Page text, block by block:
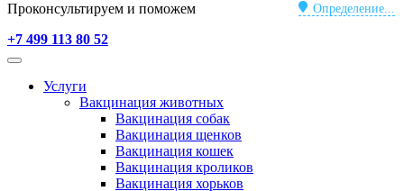
Определение...
Проконсультируем и поможем
+7 499 113 80 52
Услуги
Вакцинация животных
Вакцинация собак
Вакцинация щенков
Вакцинация кошек
Вакцинация кроликов
Вакцинация хорьков